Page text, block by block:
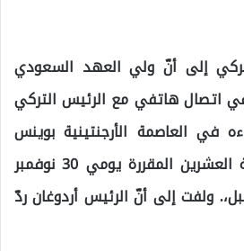
إلى أنّ ولي العهد السعودي
اتصال هاتفي مع الرئيس التركي
في العاصمة الأرجنتينية بوينس
آيرس على هامش قمة العشرين المقررة يومي 30 نوفمبر
المقبل،. ولفت إلى أنّ الرئيس أردوغان ردّ